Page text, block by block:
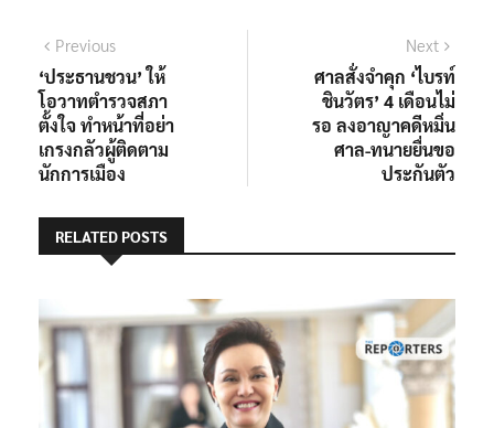
แนะแนว
เรื่อง
PreviousPrevious
post:
‘ประธานชวน’ ให้
โอวาทตำรวจสภา
ตั้งใจ ทำหน้าที่อย่า
เกรงกลัวผู้ติดตาม
นักการเมือง
Next
post:
ศาลสั่งจำคุก ‘ไบรท์
ชินวัตร’ 4 เดือนไม่
รอ ลงอาญา​คดีหมิ่น
ศาล-ทนายยื่นขอ
ประกันตัว
RELATED POSTS